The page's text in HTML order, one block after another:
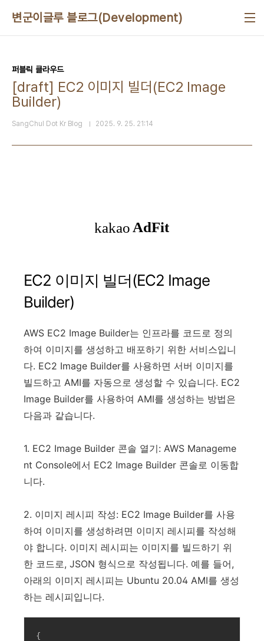
변군이글루 블로그(Development)
퍼블릭 클라우드
[draft] EC2 이미지 빌더(EC2 Image
Builder)
SangChul Dot Kr Blog 2025. 9. 25. 21:14
EC2 이미지 빌더(EC2 Image
Builder)
AWS EC2 Image Builder는 인프라를 코드로 정의
하여 이미지를 생성하고 배포하기 위한 서비스입니
다. EC2 Image Builder를 사용하면 서버 이미지를
빌드하고 AMI를 자동으로 생성할 수 있습니다. EC2
Image Builder를 사용하여 AMI를 생성하는 방법은
다음과 같습니다.
1. EC2 Image Builder 콘솔 열기: AWS Manageme
nt Console에서 EC2 Image Builder 콘솔로 이동합
니다.
2. 이미지 레시피 작성: EC2 Image Builder를 사용
하여 이미지를 생성하려면 이미지 레시피를 작성해
야 합니다. 이미지 레시피는 이미지를 빌드하기 위
한 코드로, JSON 형식으로 작성됩니다. 예를 들어,
아래의 이미지 레시피는 Ubuntu 20.04 AMI를 생성
하는 레시피입니다.
{